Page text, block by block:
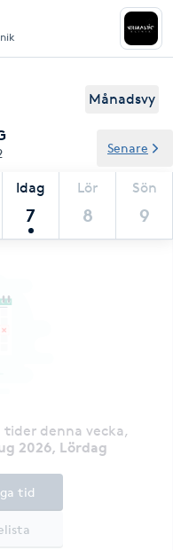
Månadsvy
Idag
7
Lör
8
Sön
9
Senare
denna vecka,
2026, Lördag
tid